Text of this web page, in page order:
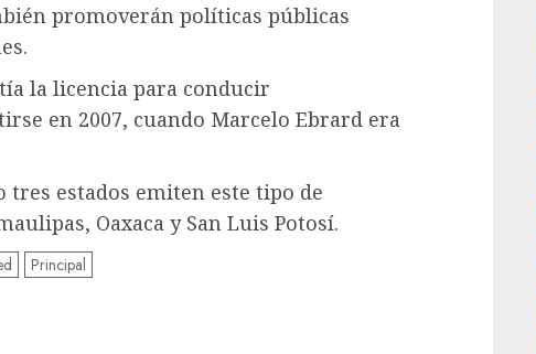
promoverán políticas públicas
la licencia para conducir
en 2007, cuando Marcelo Ebrard era
tres estados emiten este tipo de
Oaxaca y San Luis Potosí.
Principal